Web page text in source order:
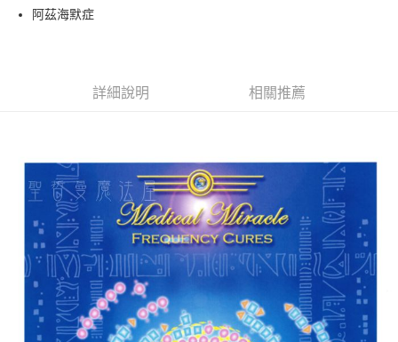
Apple Pay
全家取貨付款
每筆NT$80，滿NT$3,000(含以上)免運費
7-11取貨付款
每筆NT$80，滿NT$3,000(含以上)免運費
賣家宅配幫您送（台灣）
每筆NT$80，滿NT$3,000(含以上)免運費
阿茲海默症
詳細說明 相關推薦